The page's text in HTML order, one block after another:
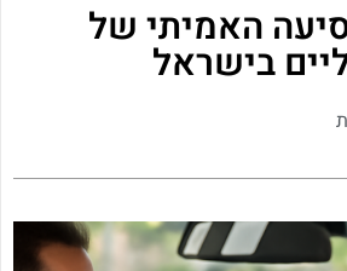
האמיתי של
בישראל